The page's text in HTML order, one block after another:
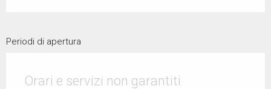
Periodi di apertura
Orari e servizi non garantiti